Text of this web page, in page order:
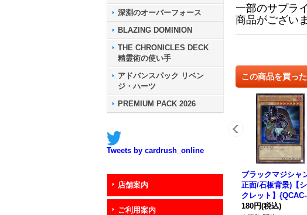
深淵のオーバーフォース
BLAZING DOMINION
THE CHRONICLES DECK
精霊術の使い手
アドバンスパック リベン
ジ・ハーツ
PREMIUM PACK 2026
Tweets by cardrush_online
店舗案内
ご利用案内
一部のサプラ
商品がござい
この商品を買っ
ブラックマジシャ
正面/石板背景)【
クレット】
018}《モンスター》
180円(税込)